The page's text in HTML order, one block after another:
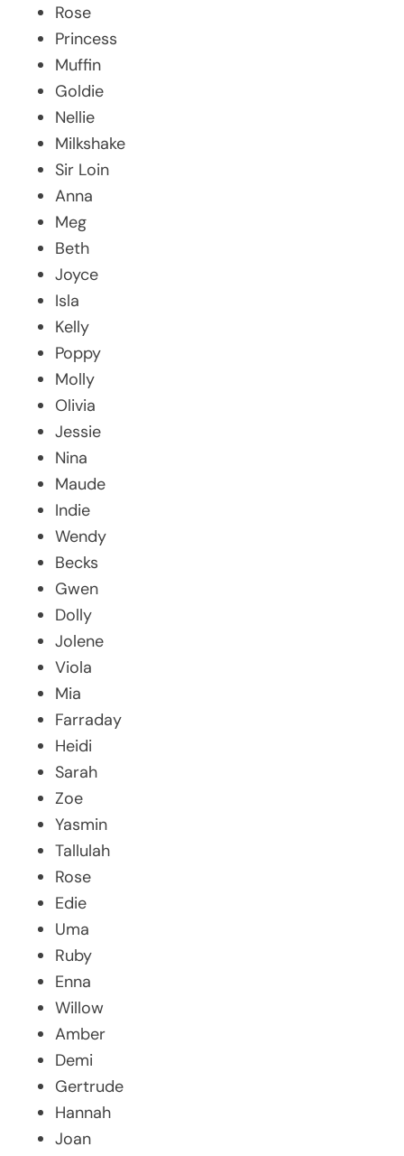
Rose
Princess
Muffin
Goldie
Nellie
Milkshake
Sir Loin
Anna
Meg
Beth
Joyce
Isla
Kelly
Poppy
Molly
Olivia
Jessie
Nina
Maude
Indie
Wendy
Becks
Gwen
Dolly
Jolene
Viola
Mia
Farraday
Heidi
Sarah
Zoe
Yasmin
Tallulah
Rose
Edie
Uma
Ruby
Enna
Willow
Amber
Demi
Gertrude
Hannah
Joan